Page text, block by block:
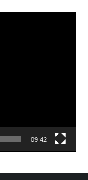
09:42